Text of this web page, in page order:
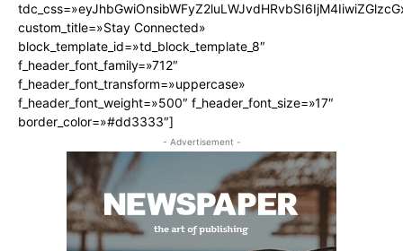
custom_title=»Stay Connected»
block_template_id=»td_block_template_8″
f_header_font_family=»712″
f_header_font_transform=»uppercase»
f_header_font_weight=»500″ f_header_font_size=»17″
border_color=»#dd3333″]
- Advertisement -